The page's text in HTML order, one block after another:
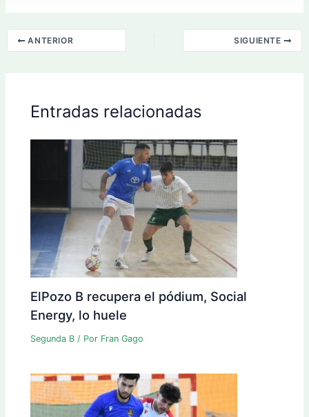
ANTERIOR SIGUIENTE
Entradas relacionadas
ElPozo B recupera el pódium, Social
Energy, lo huele
Segunda B / Por Fran Gago